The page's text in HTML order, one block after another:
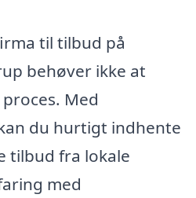
til tilbud på
behøver ikke at
Med
du hurtigt indhente
tilbud fra lokale
med